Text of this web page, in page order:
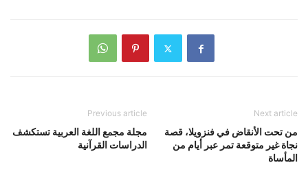
Previous article
مجلة مجمع اللغة العربية تستكشف
الدراسات القرآنية
Next article
من تحت الأنقاض في فنزويلا، قصة
نجاة غير متوقعة تمر عبر أيام من
المأساة